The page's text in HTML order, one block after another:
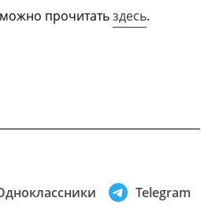
прочитатьздесь.
Telegram